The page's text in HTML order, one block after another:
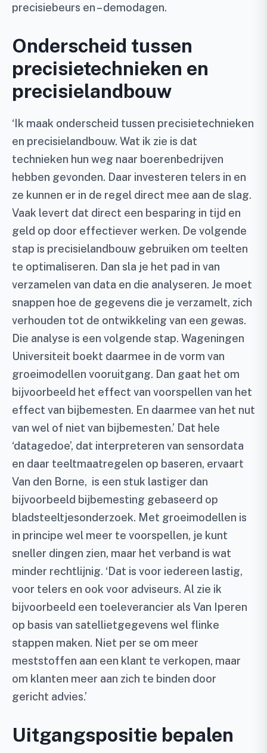
precisiebeurs en – demodagen.
Onderscheid tussen
precisietechnieken en
precisielandbouw
‘Ik maak onderscheid tussen precisietechnieken
en precisielandbouw. Wat ik zie is dat
technieken hun weg naar boerenbedrijven
hebben gevonden. Daar investeren telers in en
ze kunnen er in de regel direct mee aan de slag.
Vaak levert dat direct een besparing in tijd en
geld op door effectiever werken. De volgende
stap is precisielandbouw gebruiken om teelten
te optimaliseren. Dan sla je het pad in van
verzamelen van data en die analyseren. Je moet
snappen hoe de gegevens die je verzamelt, zich
verhouden tot de ontwikkeling van een gewas.
Die analyse is een volgende stap. Wageningen
Universiteit boekt daarmee in de vorm van
groeimodellen vooruitgang. Dan gaat het om
bijvoorbeeld het effect van voorspellen van het
effect van bijbemesten. En daarmee van het nut
van wel of niet van bijbemesten.’ Dat hele
‘datagedoe’, dat interpreteren van sensordata
en daar teeltmaatregelen op baseren, ervaart
Van den Borne, is een stuk lastiger dan
bijvoorbeeld bijbemesting gebaseerd op
bladsteeltjesonderzoek. Met groeimodellen is
in principe wel meer te voorspellen, je kunt
sneller dingen zien, maar het verband is wat
minder rechtlijnig. ‘Dat is voor iedereen lastig,
voor telers en ook voor adviseurs. Al zie ik
bijvoorbeeld een toeleverancier als Van Iperen
op basis van satellietgegevens wel flinke
stappen maken. Niet per se om meer
meststoffen aan een klant te verkopen, maar
om klanten meer aan zich te binden door
gericht advies.’
Uitgangspositie bepalen